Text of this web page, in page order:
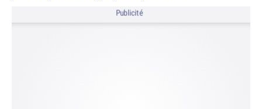
Publicité